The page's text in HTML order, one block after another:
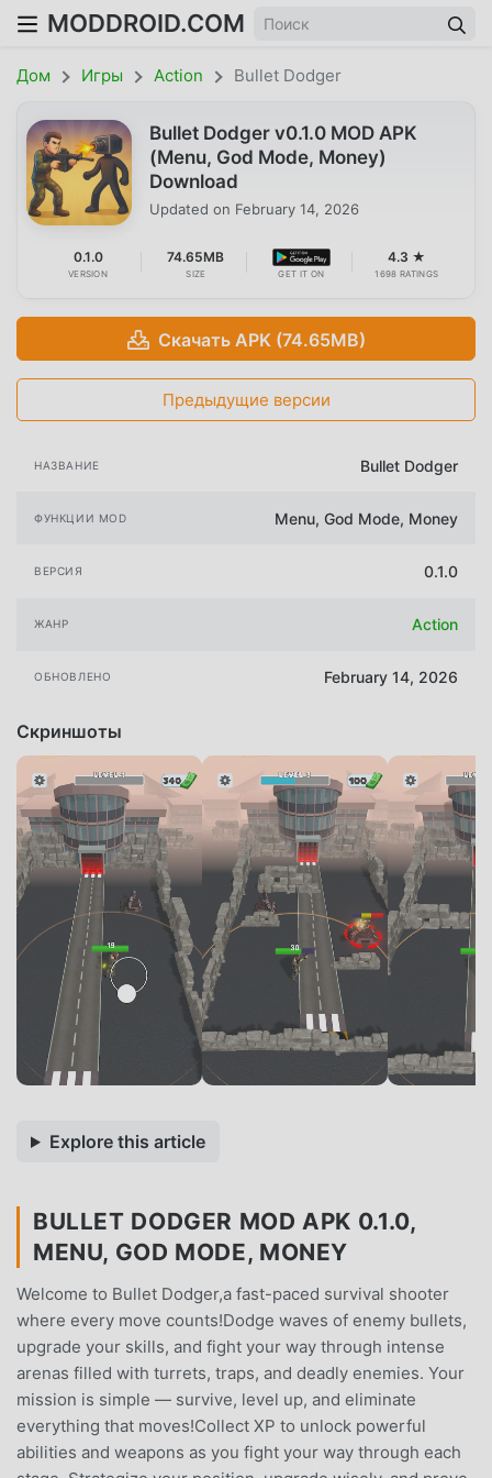
MODDROID.COM
Дом Игры Action Bullet Dodger
Bullet Dodger v0.1.0 MOD APK
(Menu, God Mode, Money)
Download
Updated on February 14, 2026
0.1.0
VERSION
74.65MB
SIZE GET IT ON
4.3 ★
1698 RATINGS
Скачать APK (74.65MB)
Предыдущие версии
НАЗВАНИЕ Bullet Dodger
ФУНКЦИИ MOD Menu, God Mode, Money
ВЕРСИЯ 0.1.0
ЖАНР Action
ОБНОВЛЕНО February 14, 2026
Скриншоты
Explore this article
BULLET DODGER MOD APK 0.1.0,
MENU, GOD MODE, MONEY
Welcome to Bullet Dodger,a fast-paced survival shooter
where every move counts!Dodge waves of enemy bullets,
upgrade your skills, and fight your way through intense
arenas filled with turrets, traps, and deadly enemies. Your
mission is simple — survive, level up, and eliminate
everything that moves!Collect XP to unlock powerful
abilities and weapons as you fight your way through each